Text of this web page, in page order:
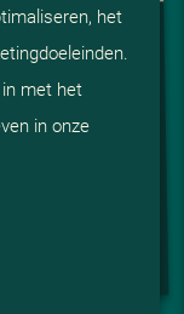
het
in met het
in onze